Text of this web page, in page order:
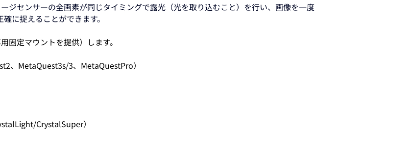
ジセンサーの全画素が同じタイミングで露光（光を取り込むこと）を行い、画像を一度
に捉えることができます。
固定マウントを提供）します。
、MetaQuest3s/3、MetaQuestPro）
CrystalSuper）